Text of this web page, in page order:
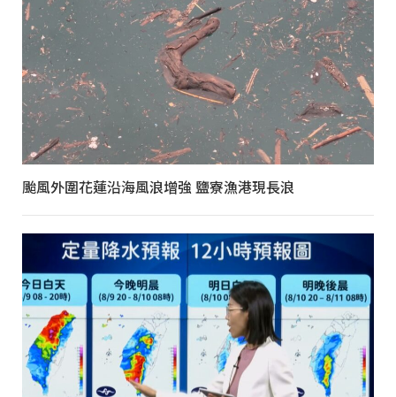
颱風外圍花蓮沿海風浪增強 鹽寮漁港現長浪